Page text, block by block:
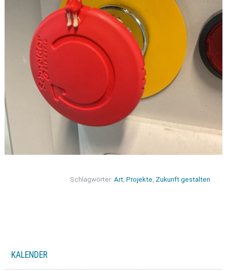
Schlagwörter:Art,Projekte, Zukunft gestalten
KALENDER